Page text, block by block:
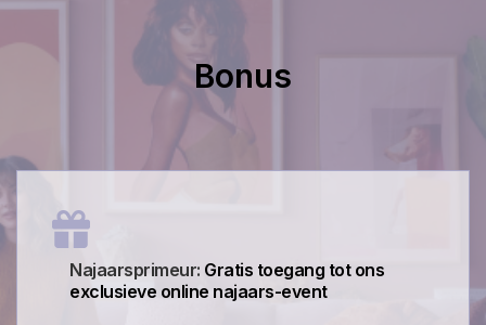
Bonus
Najaarsprimeur: Gratis toegang tot ons
exclusieve online najaars-event